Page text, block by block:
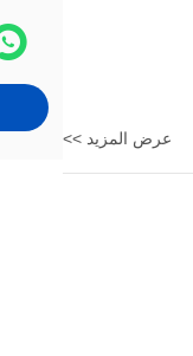
عرض المزيد >>